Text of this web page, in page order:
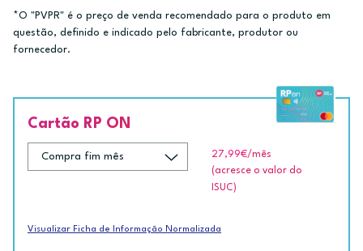
*O "PVPR" é o preço de venda recomendado para o produto em
questão, definido e indicado pelo fabricante, produtor ou
fornecedor.
Cartão RP ON
27,99€/mês
(acresce o valor do
ISUC)
Visualizar Ficha de Informação Normalizada